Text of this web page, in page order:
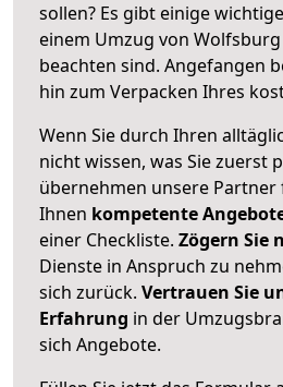
sollen? Es gibt einige
einem Umzug von Wolfsburg
beachten sind. Angefangen
hin zum Verpacken Ihres
Wenn Sie durch Ihren
nicht wissen, was Sie zuerst
übernehmen unsere Partner
Ihnen kompetente
einer Checkliste. Zögern Sie
Dienste in Anspruch zu
sich zurück. Vertrauen Sie
Erfahrung in der
sich Angebote.